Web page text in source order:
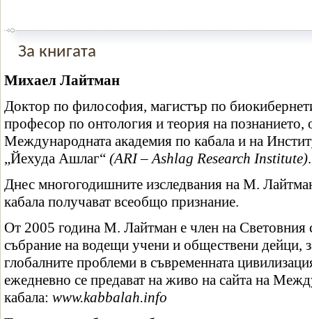
За книгата
Михаел Лайтман
Доктор по философия, магистър по
професор по онтология и теория на познанието,
Международната академия по кабала и на
„Йехуда Ашлаг“ (ARI – Ashlag Research Institute).
Днес многогодишните изследвания на М.
кабала получават всеобщо признание.
От 2005 година М. Лайтман е член на Световния
събрание на водещи учени и обществени дейци,
глобалните проблеми в съвременната
ежедневно се предават на живо на сайта на
кабала: www.kabbalah.info